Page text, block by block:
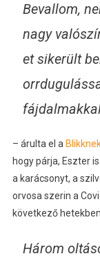
Bevallom,
nagy
et sikerült
– árulta el a
hogy párja, Eszter
a karácsonyt, a
orvosa szerin a
következő
Három